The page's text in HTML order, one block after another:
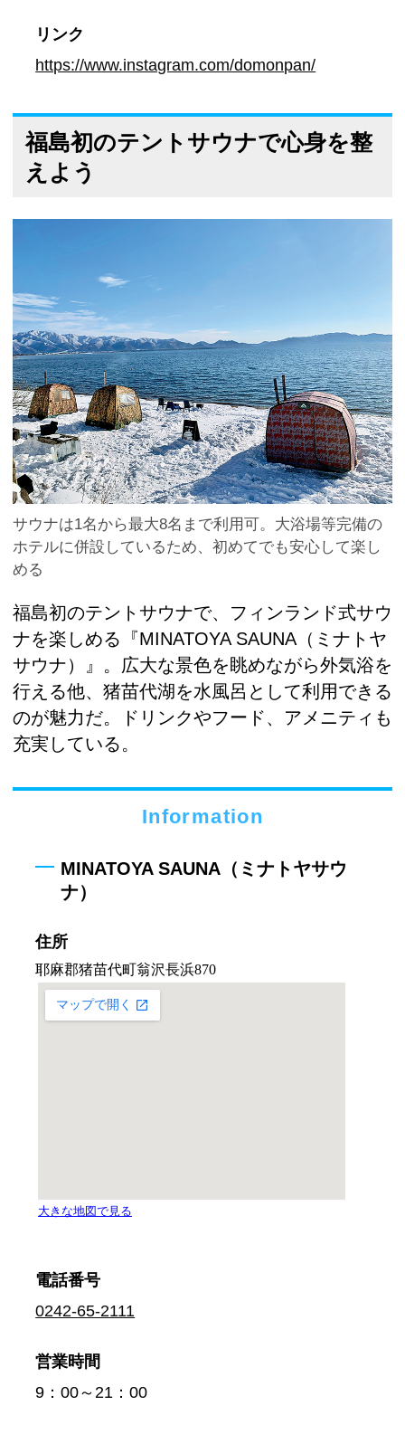
リンク
https://www.instagram.com/domonpan/
福島初のテントサウナで心身を整
えよう
サウナは1名から最大8名まで利用可。大浴場等完備の
ホテルに併設しているため、初めてでも安心して楽し
める
福島初のテントサウナで、フィンランド式サウ
ナを楽しめる『MINATOYA SAUNA（ミナトヤ
サウナ）』。広大な景色を眺めながら外気浴を
行える他、猪苗代湖を水風呂として利用できる
のが魅力だ。ドリンクやフード、アメニティも
充実している。
Information
MINATOYA SAUNA（ミナトヤサウ
ナ）
住所
電話番号
0242-65-2111
営業時間
9：00～21：00